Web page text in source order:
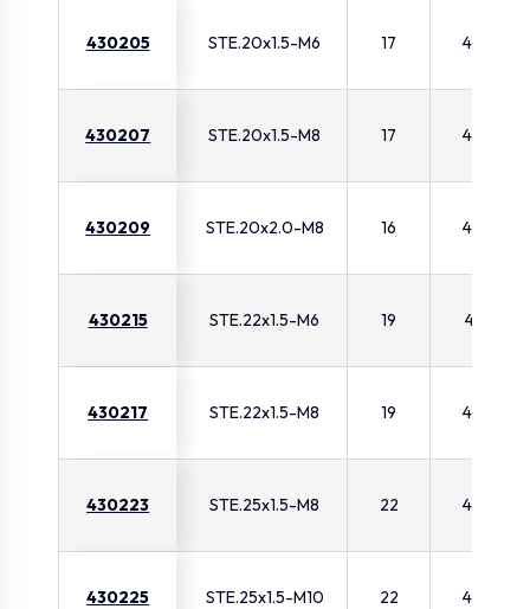
430205 STE.20x1.5-M6 17 42
430207 STE.20x1.5-M8 17 42
430209 STE.20x2.0-M8 16 43
430215 STE.22x1.5-M6 19 41
430217 STE.22x1.5-M8 19 42
430223 STE.25x1.5-M8 22 42
430225 STE.25x1.5-M10 22 42